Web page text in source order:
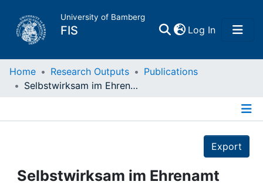
University of Bamberg
FIS Log In(current)
Home
Projects
Home Research Outputs
Publications
Selbstwirksam im Ehrenamt
Export
Selbstwirksam im Ehrenamt